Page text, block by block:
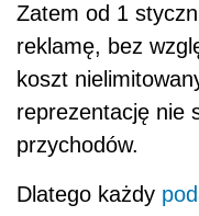
Zatem od 1
reklamę, bez
koszt
reprezentację nie
przychodów.
Dlatego każdy